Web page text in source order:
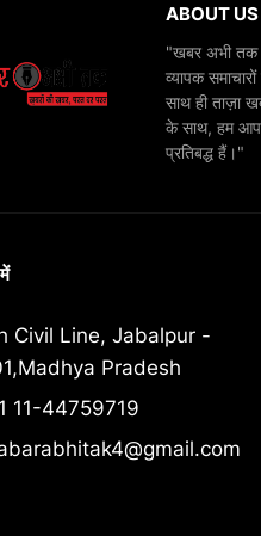
ABOUT US
"खबर अभी तक
व्यापक
साथ ही ताज़ा
के साथ, हम
प्रतिबद्ध हैं।"
Civil Line, Jabalpur -
Pradesh
11-44759719